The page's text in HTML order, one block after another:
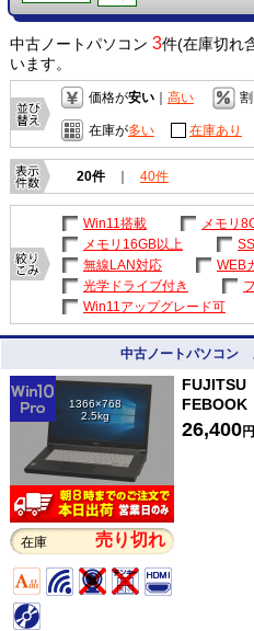
中古ノートパソコン 3件(在庫切れ
います。
価格が安い｜ 高い
在庫が多い 在庫あり
20件 ｜ 40件
Win11搭載
メモリ
メモリ16GB以上
無線LAN対応
WEB
光学ドライブ付き
Win11アップグレード可
中古ノートパソコン
1366×768
2.5kg
在庫 売り切れ
FUJITSU
26,400